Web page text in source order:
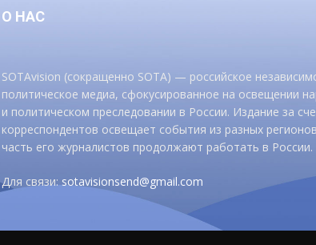
О НАС
SOTAvision (сокращенно SOTA) — российское
политическое медиа, сфокусированное на освещении
и политическом преследовании в России. Издание за
корреспондентов освещает события из разных
часть его журналистов продолжают работать в России.
Для связи:sotavisionsend@gmail.com